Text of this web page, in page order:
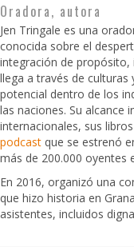
Oradora, autora
Jen Tringale es una
conocida sobre el
integración de propósito,
llega a través de
potencial dentro de los
las naciones. Su alcance
internacionales, sus libros
podcast que se estrenó
más de 200.000 oyentes
En 2016, organizó una
que hizo historia en
asistentes, incluidos